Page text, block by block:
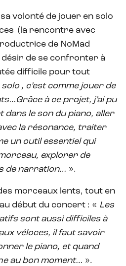
volonté de jouer en solo
(la rencontre avec
de NoMad
désir de se confronter à
difficile pour tout
, c’est comme jouer de
à ce projet, j’ai pu
le son du piano, aller
la résonance, traiter
un outil essentiel qui
explorer de
de narration… ».
morceaux lents, tout en
début du concert : « Les
sont aussi difficiles à
véloces, il faut savoir
le piano, et quand
au bon moment… ».